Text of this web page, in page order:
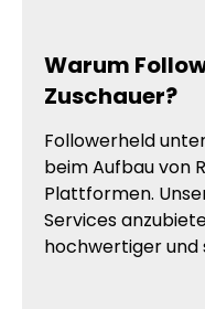
Warum
Zuschauer?
Followerheld
beim Aufbau von
Plattformen.
Services
hochwertiger und